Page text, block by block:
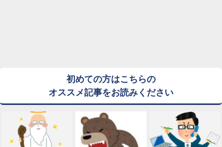
初めての方はこちらの
オススメ記事をお読みください